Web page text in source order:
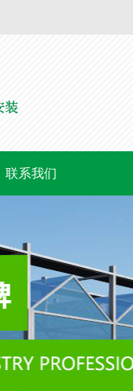
联系我们